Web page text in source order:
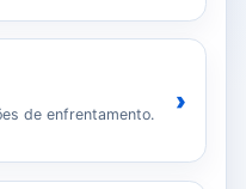
de enfrentamento. ›